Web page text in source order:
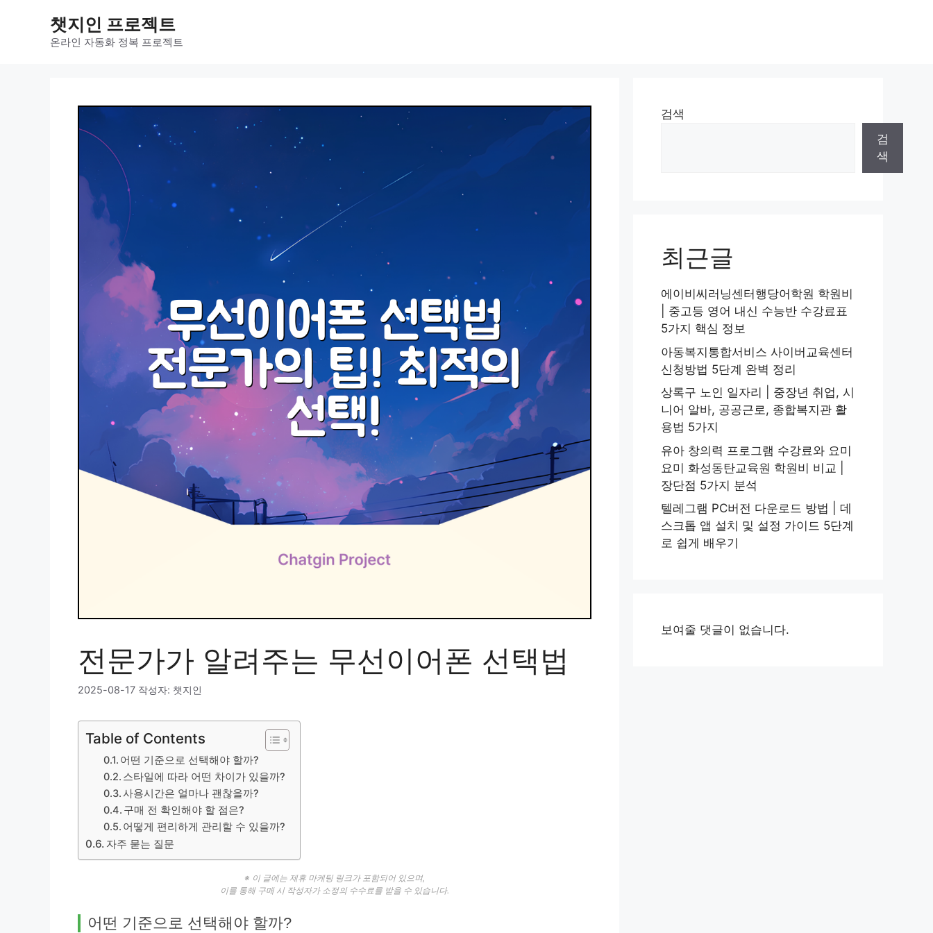
챗지인 프로젝트
온라인 자동화 정복 프로젝트
전문가가 알려주는 무선이어폰 선택법
2025-08-17 작성자: 챗지인
Table of Contents
어떤 기준으로 선택해야 할까?
스타일에 따라 어떤 차이가 있을까?
사용시간은 얼마나 괜찮을까?
구매 전 확인해야 할 점은?
어떻게 편리하게 관리할 수 있을까?
자주 묻는 질문
※ 이 글에는 제휴 마케팅 링크가 포함되어 있으며,
이를 통해 구매 시 작성자가 소정의 수수료를 받을 수 있습니다.
어떤 기준으로 선택해야 할까?
검색
검
색
최근글
에이비씨러닝센터행당어학원 학원비
| 중고등 영어 내신 수능반 수강료표
5가지 핵심 정보
아동복지통합서비스 사이버교육센터
신청방법 5단계 완벽 정리
상록구 노인 일자리 | 중장년 취업, 시
니어 알바, 공공근로, 종합복지관 활
용법 5가지
유아 창의력 프로그램 수강료와 요미
요미 화성동탄교육원 학원비 비교 |
장단점 5가지 분석
텔레그램 PC버전 다운로드 방법 | 데
스크톱 앱 설치 및 설정 가이드 5단계
로 쉽게 배우기
보여줄 댓글이 없습니다.